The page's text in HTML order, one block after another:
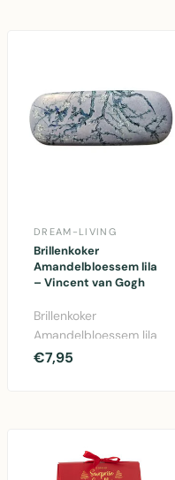
DREAM-LIVING
Brillenkoker
Amandelbloessem lila
– Vincent van Gogh
Brillenkoker
Amandelbloessem lila
geïnspireerd op
€7,95